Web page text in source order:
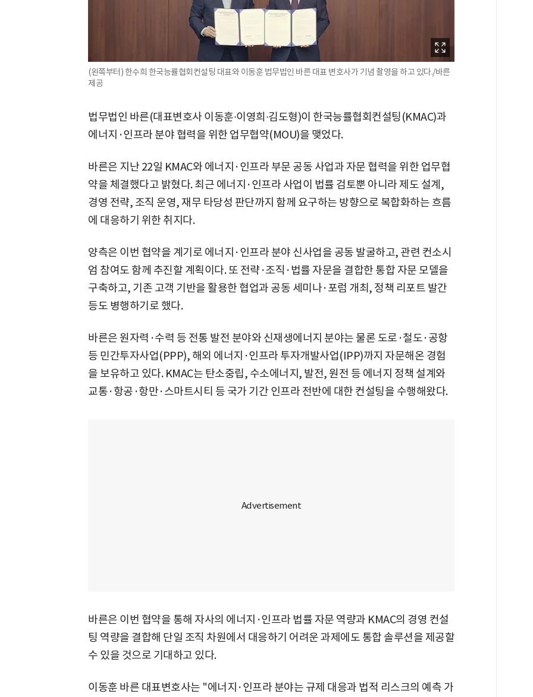
(왼쪽부터) 한수희 한국능률협회컨설팅 대표와 이동훈 법무법인 바른 대표 변호사가 기념 촬영을 하고 있다./바른
제공
법무법인 바른(대표변호사 이동훈∙이영희∙김도형)이 한국능률협회컨설팅(KMAC)과
에너지·인프라 분야 협력을 위한 업무협약(MOU)을 맺었다.
바른은 지난 22일 KMAC와 에너지·인프라 부문 공동 사업과 자문 협력을 위한 업무협
약을 체결했다고 밝혔다. 최근 에너지·인프라 사업이 법률 검토뿐 아니라 제도 설계,
경영 전략, 조직 운영, 재무 타당성 판단까지 함께 요구하는 방향으로 복합화하는 흐름
에 대응하기 위한 취지다.
양측은 이번 협약을 계기로 에너지·인프라 분야 신사업을 공동 발굴하고, 관련 컨소시
엄 참여도 함께 추진할 계획이다. 또 전략·조직·법률 자문을 결합한 통합 자문 모델을
구축하고, 기존 고객 기반을 활용한 협업과 공동 세미나·포럼 개최, 정책 리포트 발간
등도 병행하기로 했다.
바른은 원자력·수력 등 전통 발전 분야와 신재생에너지 분야는 물론 도로·철도·공항
등 민간투자사업(PPP), 해외 에너지·인프라 투자개발사업(IPP)까지 자문해온 경험
을 보유하고 있다. KMAC는 탄소중립, 수소에너지, 발전, 원전 등 에너지 정책 설계와
교통·항공·항만·스마트시티 등 국가 기간 인프라 전반에 대한 컨설팅을 수행해왔다.
바른은 이번 협약을 통해 자사의 에너지·인프라 법률 자문 역량과 KMAC의 경영 컨설
팅 역량을 결합해 단일 조직 차원에서 대응하기 어려운 과제에도 통합 솔루션을 제공할
수 있을 것으로 기대하고 있다.
이동훈 바른 대표변호사는 "에너지·인프라 분야는 규제 대응과 법적 리스크의 예측 가